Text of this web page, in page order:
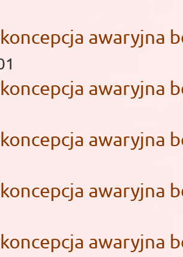
awaryjna
awaryjna
awaryjna
awaryjna
awaryjna